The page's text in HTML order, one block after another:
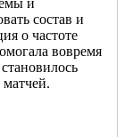
состав и
о частоте
вовремя